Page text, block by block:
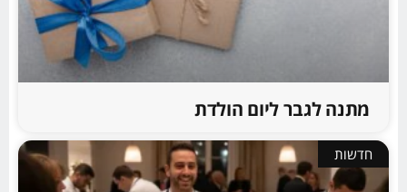
מתנה לגבר ליום הולדת
חדשות